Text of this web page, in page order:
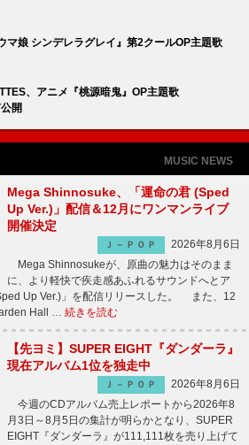
マ娘 シンデレラグレイ』第2クールOP主題歌
、アニメ『桃源暗鬼』OP主題歌
開
MUSIC NEWS
Mega Shinnosuke、「運命の君 (Sped
Up Ver.)」配信＆12月にワンマンライブ
開催決定
Ｊ－ＰＯＰ
2026年8月6日
Mega Shinnosukeが、原曲の魅力はそのまま
に、より軽快で疾走感あふれるサウンドへとア
Up Ver.)」を配信リリースした。 また、12
Hall … 続きを読む
【先ヨミ】SUPER EIGHT『ダンダーラ』
現在アルバム1位を独走中
Ｊ－ＰＯＰ
2026年8月6日
今週のCDアルバム売上レポートから2026年8
月3日～8月5日の集計が明らかとなり、SUPER
EIGHT『ダンダーラ』が111,111枚を売り上げて